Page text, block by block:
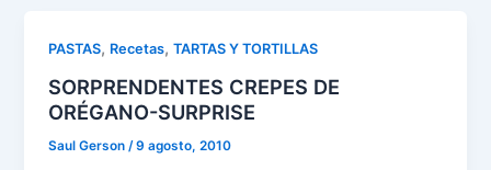
PASTAS, Recetas,TARTAS Y TORTILLAS
SORPRENDENTES CREPES DE
ORÉGANO-SURPRISE
Saul Gerson/9 agosto, 2010